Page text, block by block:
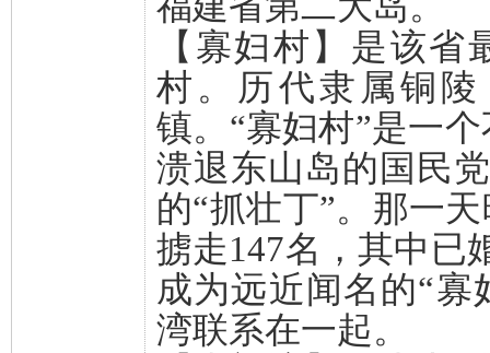
【寡妇村】是该
村。历代隶属铜
镇。“寡妇村”是一
溃退东山岛的国民
的“抓壮丁”。那一
掳走147名，其中已
成为远近闻名的“寡
湾联系在一起。